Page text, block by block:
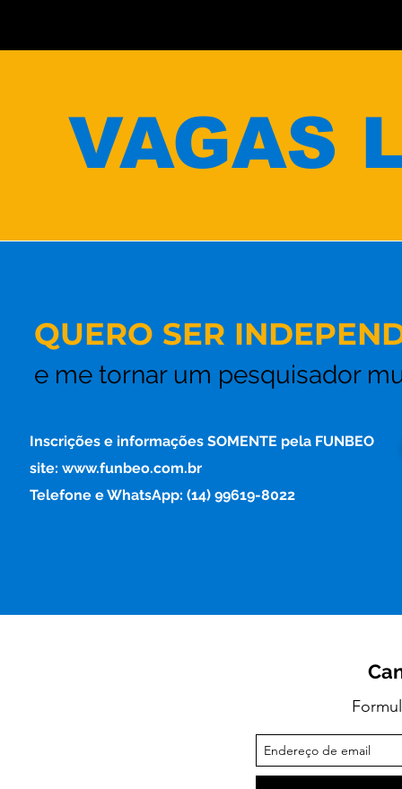
VAGAS
QUERO SER
e me tornar um pesquisador
Inscrições e informações SOMENTE pela FUNBEO
site: www.funbeo.com.br
Telefone e WhatsApp: (14) 99619-8022